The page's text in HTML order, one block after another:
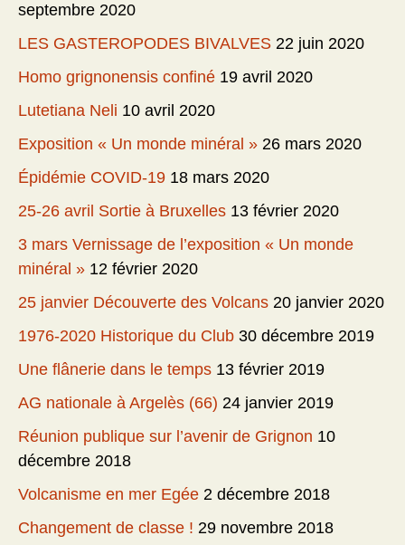
septembre 2020
LES GASTEROPODES BIVALVES 22 juin 2020
Homo grignonensis confiné 19 avril 2020
Lutetiana Neli 10 avril 2020
Exposition « Un monde minéral » 26 mars 2020
Épidémie COVID-19 18 mars 2020
25-26 avril Sortie à Bruxelles 13 février 2020
3 mars Vernissage de l’exposition « Un monde
minéral » 12 février 2020
25 janvier Découverte des Volcans 20 janvier 2020
1976-2020 Historique du Club 30 décembre 2019
Une flânerie dans le temps 13 février 2019
AG nationale à Argelès (66) 24 janvier 2019
Réunion publique sur l’avenir de Grignon 10
décembre 2018
Volcanisme en mer Egée 2 décembre 2018
Changement de classe ! 29 novembre 2018